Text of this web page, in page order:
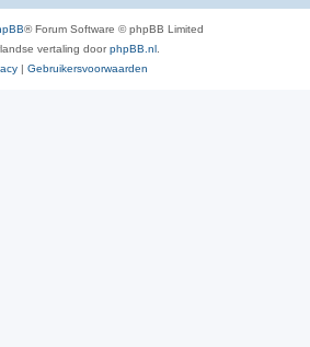
® Forum Software © phpBB Limited
vertaling doorphpBB.nl
| Gebruikersvoorwaarden